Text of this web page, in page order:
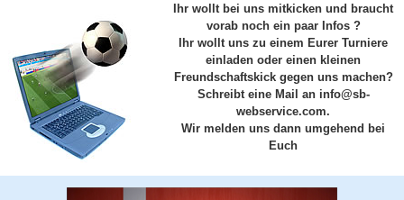
Ihr wollt bei uns mitkicken und braucht
vorab noch ein paar Infos ?
Ihr wollt uns zu einem Eurer Turniere
einladen oder einen kleinen
Freundschaftskick gegen uns machen?
Schreibt eine Mail an info@sb-
webservice.com.
Wir melden uns dann umgehend bei
Euch